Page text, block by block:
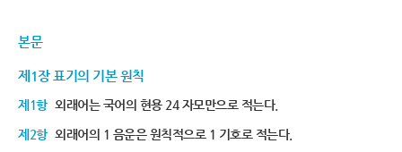
본문
제1장 표기의 기본 원칙
제1항 외래어는 국어의 현용 24 자모만으로 적는다.
제2항 외래어의 1 음운은 원칙적으로 1 기호로 적는다.